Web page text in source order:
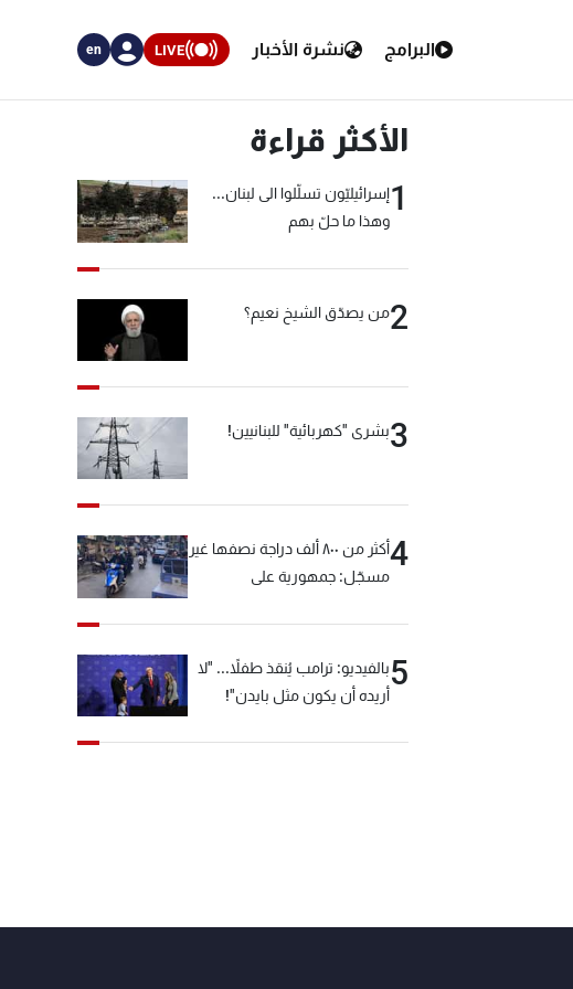
البرامج نشرة الأخبار LIVE
en
الأكثر قراءة
1إسرائيليّون تسلّلوا الى لبنان...
وهذا ما حلّ بهم
2من يصدّق الشيخ نعيم؟
3بشرى "كهربائية" للبنانيين!
4
أكثر من ٨٠٠ ألف دراجة نصفها غير
مسجّل: جمهورية على
5بالفيديو: ترامب يُنقذ طفلاً... "لا
أريده أن يكون مثل بايدن"!